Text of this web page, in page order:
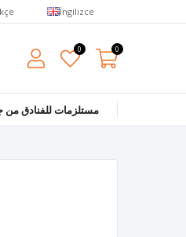
İngilizce
0 0
مستلزمات للفنادق من